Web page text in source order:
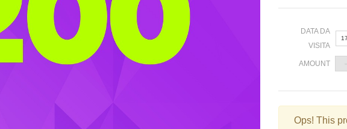
DATA DA
VISITA
AMOUNT
Ops! This